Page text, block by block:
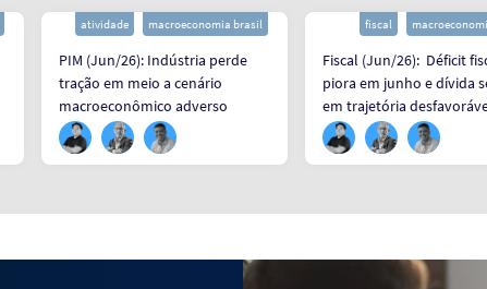
atividade macroeconomia brasil
PIM (Jun/26): Indústria perde
tração em meio a cenário
macroeconômico adverso
fiscal
Fiscal (Jun/26): Déficit
piora em junho e dívida
em trajetória